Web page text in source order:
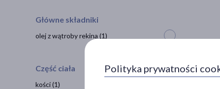
Główne składniki
olej z wątroby rekina (1)
Część ciała
kości(1)
Polityka prywatności